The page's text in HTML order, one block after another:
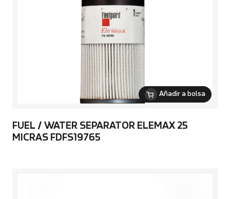
Añadir a bolsa
FUEL / WATER SEPARATOR ELEMAX 25
MICRAS FDFS19765